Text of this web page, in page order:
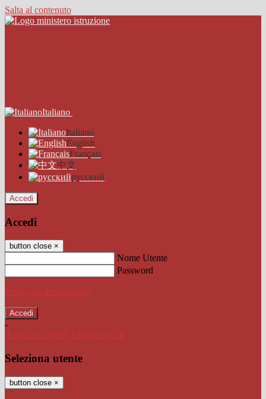
Salta al contenuto
Italiano
Italiano
English
Français
中文
русский
Accedi
Accedi
button close ×
Nome Utente
Password
Password dimenticata?
-
Entra con SPID
Entra con CIE
Seleziona utente
button close ×